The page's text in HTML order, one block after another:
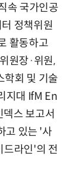
속 국가인공
정책위원
활동하고
원장·위원,
학회 및 기술
지대 IfM En
스 보고서
고 있는 '사
드라인'의 전